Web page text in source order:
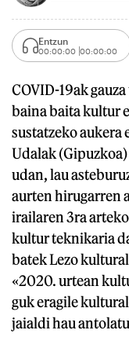
Entzun
00:00:00 00:00:00
COVID-19ak
baina baita kultur
sustatzeko aukera
Udalak
udan, lau
aurten hirugarren
irailaren 3ra
kultur teknikaria
batek Lezo
«2020. urtean
guk eragile
jaialdi hau